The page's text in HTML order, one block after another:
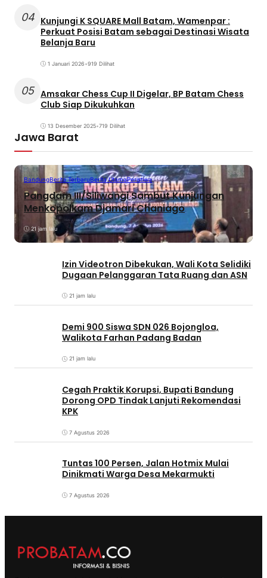
04 Kunjungi K SQUARE Mall Batam, Wamenpar :
Perkuat Posisi Batam sebagai Destinasi Wisata
Belanja Baru
1 Januari 2026•919 Dilihat
05 Amsakar Chess Cup II Digelar, BP Batam Chess
Club Siap Dikukuhkan
13 Desember 2025•719 Dilihat
Jawa Barat
BandungBerita TerbaruBerita UtamaPeristiwa
Pangdam III/Siliwangi Sambut Kunjungan
Menkopolkam Djamari Chaniago
21 jam lalu
Izin Videotron Dibekukan, Wali Kota Selidiki
Dugaan Pelanggaran Tata Ruang dan ASN
21 jam lalu
Demi 900 Siswa SDN 026 Bojongloa,
Walikota Farhan Padang Badan
21 jam lalu
Cegah Praktik Korupsi, Bupati Bandung
Dorong OPD Tindak Lanjuti Rekomendasi
KPK
7 Agustus 2026
Tuntas 100 Persen, Jalan Hotmix Mulai
Dinikmati Warga Desa Mekarmukti
7 Agustus 2026